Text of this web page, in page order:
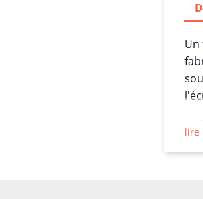
Un
lire